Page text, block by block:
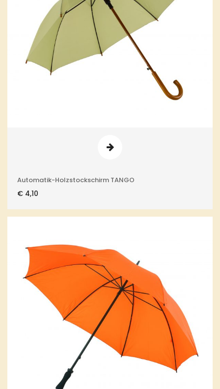
Automatik-Holzstockschirm TANGO
€ 4,10